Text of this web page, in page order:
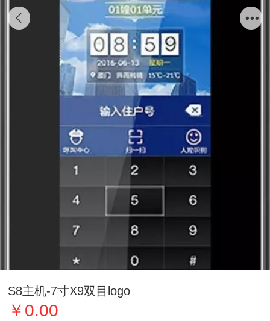
S8主机-7寸X9双目logo
￥0.00